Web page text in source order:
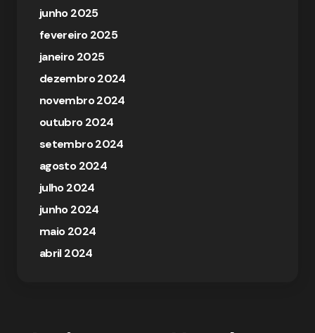
junho 2025
fevereiro 2025
janeiro 2025
dezembro 2024
novembro 2024
outubro 2024
setembro 2024
agosto 2024
julho 2024
junho 2024
maio 2024
abril 2024